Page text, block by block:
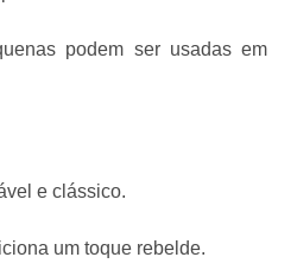
podem ser usadas em
e clássico.
um toque rebelde.